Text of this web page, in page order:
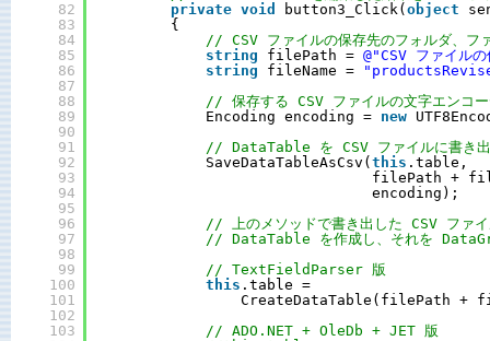
82
83
84
85
86
87
88
89
90
91
92
93
94
95
96
97
98
99
100
101
102
103
private void button3_Click(object
{
// CSV ファイルの保存先のフォルダ、フ
string
filePath = @"CSV ファイル
string
fileName =
// 保存する CSV ファイルの文字エンコー
Encoding encoding = new
// DataTable を CSV ファイルに書き
SaveDataTableAsCsv(this .table,
filePath +
encoding);
// 上のメソッドで書き出した CSV ファイ
// DataTable を作成し、それを
// TextFieldParser 版
this .table =
CreateDataTable(filePath +
// ADO.NET + OleDb + JET 版